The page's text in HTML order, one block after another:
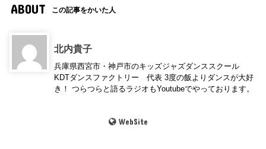
ABOUT この記事をかいた人
北内貴子
兵庫県西宮市・神戸市のキッズジャズダンススクール
KDTダンスファクトリー 代表 3度の飯よりダンスが大好
き！ つらつらと語るラジオもYoutubeでやっております。
WebSite